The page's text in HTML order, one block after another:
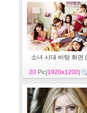
소녀 시대 바탕 화면
20 Pic| 1920x1200